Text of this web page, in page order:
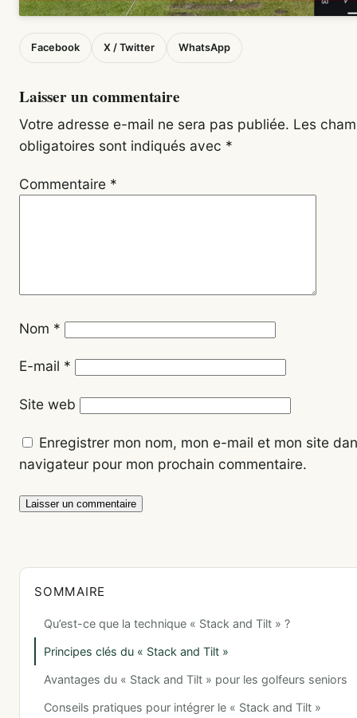
Facebook X / Twitter WhatsApp
Laisser un commentaire
Votre adresse e-mail ne sera pas publiée. Les
obligatoires sont indiqués avec *
Commentaire *
Nom *
E-mail *
Site web
Enregistrer mon nom, mon e-mail et mon site
navigateur pour mon prochain commentaire.
SOMMAIRE
Qu’est-ce que la technique « Stack and Tilt » ?
Principes clés du « Stack and Tilt »
Avantages du « Stack and Tilt » pour les golfeurs seniors
Conseils pratiques pour intégrer le « Stack and Tilt »